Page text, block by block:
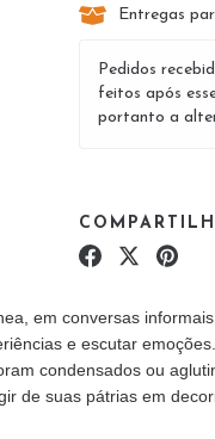
Entregas
Pedidos
feitos após
portanto a
em conversas
e escutar
condensados ou
de suas pátrias em